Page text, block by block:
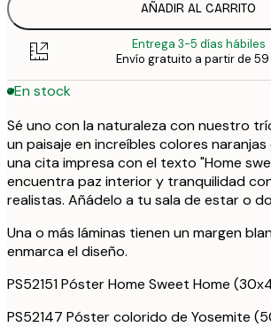
AÑADIR AL CARRITO
Entrega 3-5 días hábiles
Envío gratuito a partir de
En stock
Sé uno con la naturaleza con nuestro
un paisaje en increíbles colores
una cita impresa con el texto "Home
encuentra paz interior y tranquilidad
realistas. Añádelo a tu sala de estar o
Una o más láminas tienen un margen
enmarca el diseño.
PS52151 Póster Home Sweet Home
PS52147 Póster colorido de Yosemite